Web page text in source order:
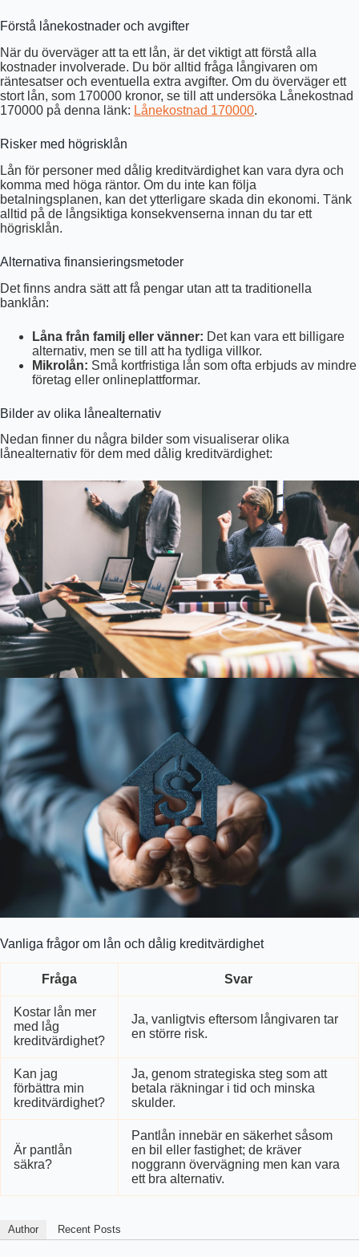
Förstå lånekostnader och avgifter
När du överväger att ta ett lån, är det viktigt att förstå alla
kostnader involverade. Du bör alltid fråga långivaren om
räntesatser och eventuella extra avgifter. Om du överväger ett
stort lån, som 170000 kronor, se till att undersöka Lånekostnad
170000 på denna länk: Lånekostnad 170000.
Risker med högrisklån
Lån för personer med dålig kreditvärdighet kan vara dyra och
komma med höga räntor. Om du inte kan följa
betalningsplanen, kan det ytterligare skada din ekonomi. Tänk
alltid på de långsiktiga konsekvenserna innan du tar ett
högrisklån.
Alternativa finansieringsmetoder
Det finns andra sätt att få pengar utan att ta traditionella
banklån:
Låna från familj eller vänner: Det kan vara ett billigare
alternativ, men se till att ha tydliga villkor.
Mikrolån: Små kortfristiga lån som ofta erbjuds av mindre
företag eller onlineplattformar.
Bilder av olika lånealternativ
Nedan finner du några bilder som visualiserar olika
lånealternativ för dem med dålig kreditvärdighet:
Vanliga frågor om lån och dålig kreditvärdighet
Fråga Svar
Kostar lån mer
med låg
kreditvärdighet?
Ja, vanligtvis eftersom långivaren tar
en större risk.
Kan jag
förbättra min
kreditvärdighet?
Ja, genom strategiska steg som att
betala räkningar i tid och minska
skulder.
Är pantlån
säkra?
Pantlån innebär en säkerhet såsom
en bil eller fastighet; de kräver
noggrann övervägning men kan vara
ett bra alternativ.
Author Recent Posts